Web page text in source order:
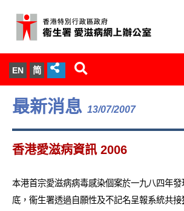
EN 简
關於我們
服務範圍
最新消息 13/07/2007
香港愛滋病資訊 2006
本港首宗愛滋病病毒感染個案於一九八四年
底，衞生署透過自願性及不記名呈報系統共